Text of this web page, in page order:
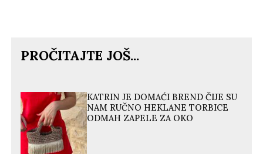
PROČITAJTE JOŠ...
KATRIN JE DOMAĆI BREND ČIJE SU
NAM RUČNO HEKLANE TORBICE
ODMAH ZAPELE ZA OKO